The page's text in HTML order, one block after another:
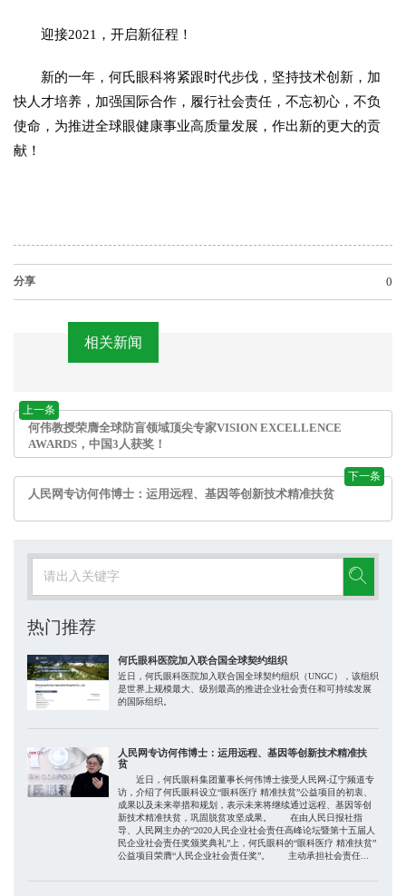
迎接2021，开启新征程！
新的一年，何氏眼科将紧跟时代步伐，坚持技术创新，加
快人才培养，加强国际合作，履行社会责任，不忘初心，不负
使命，为推进全球眼健康事业高质量发展，作出新的更大的贡
献！
分享 0
相关新闻
上一条
何伟教授荣膺全球防盲领域顶尖专家VISION EXCELLENCE
AWARDS，中国3人获奖！
下一条
人民网专访何伟博士：运用远程、基因等创新技术精准扶贫
热门推荐
何氏眼科医院加入联合国全球契约组织
近日，何氏眼科医院加入联合国全球契约组织（UNGC），该组织
是世界上规模最大、级别最高的推进企业社会责任和可持续发展
的国际组织。
人民网专访何伟博士：运用远程、基因等创新技术精准扶
贫
近日，何氏眼科集团董事长何伟博士接受人民网-辽宁频道专
访，介绍了何氏眼科设立“眼科医疗 精准扶贫”公益项目的初衷、
成果以及未来举措和规划，表示未来将继续通过远程、基因等创
新技术精准扶贫，巩固脱贫攻坚成果。 在由人民日报社指
导、人民网主办的“2020人民企业社会责任高峰论坛暨第十五届人
民企业社会责任奖颁奖典礼”上，何氏眼科的“眼科医疗 精准扶贫”
公益项目荣膺“人民企业社会责任奖”。 主动承担社会责任...